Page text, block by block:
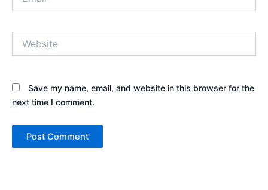
Save my name, email, and website in this browser for the
next time I comment.